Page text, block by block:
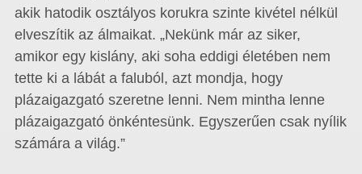
akik hatodik osztályos korukra szinte kivétel nélkül
elveszítik az álmaikat. „Nekünk már az siker,
amikor egy kislány, aki soha eddigi életében nem
tette ki a lábát a faluból, azt mondja, hogy
plázaigazgató szeretne lenni. Nem mintha lenne
plázaigazgató önkéntesünk. Egyszerűen csak nyílik
számára a világ.”